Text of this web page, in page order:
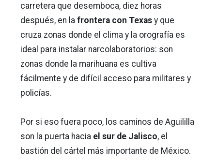
carretera que desemboca, diez horas
después, en la frontera con Texas y que
cruza zonas donde el clima y la orografía es
ideal para instalar narcolaboratorios: son
zonas donde la marihuana es cultiva
fácilmente y de difícil acceso para militares y
policías.
Por si eso fuera poco, los caminos de Aguililla
son la puerta hacia el sur de Jalisco, el
bastión del cártel más importante de México.